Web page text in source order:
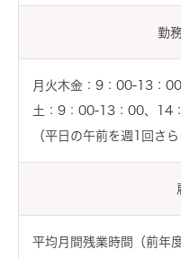
勤
月火木金：9：00‐13：
土：9：00‐13：00、14
（平日の午前を週1回さら
平均月間残業時間（前年